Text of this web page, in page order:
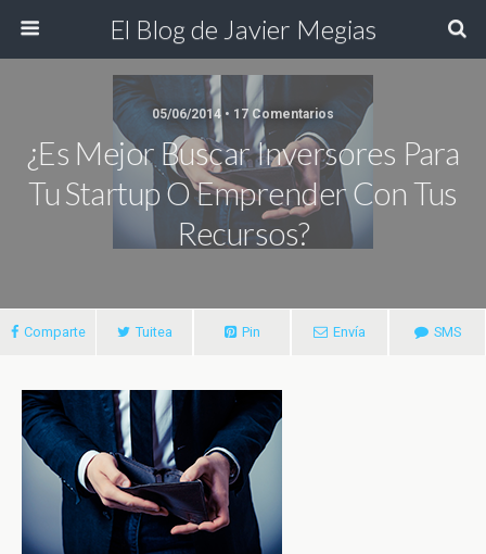
El Blog de Javier Megias
05/06/2014 • 17 Comentarios
¿Es Mejor Buscar Inversores Para
Tu Startup O Emprender Con Tus
Recursos?
Comparte Tuitea Pin Envía SMS